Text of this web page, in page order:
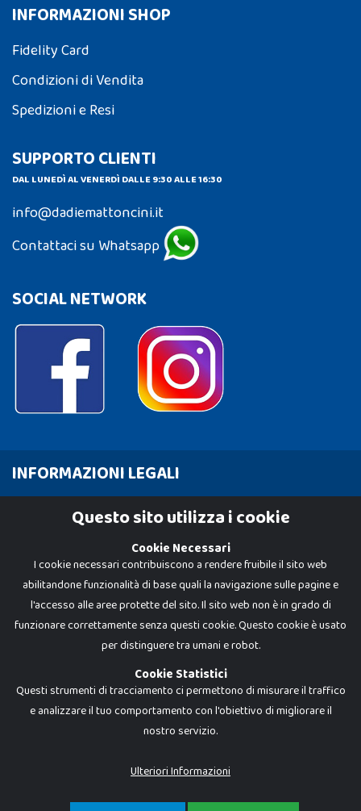
INFORMAZIONI SHOP
Fidelity Card
Condizioni di Vendita
Spedizioni e Resi
SUPPORTO CLIENTI
DAL LUNEDÌ AL VENERDÌ DALLE 9:30 ALLE 16:30
info@dadiemattoncini.it
Contattaci su Whatsapp
SOCIAL NETWORK
INFORMAZIONI LEGALI
Cookie Policy
Dadi e Mattoncini è un brand di Giocabene Srl. Ogni riproduzione o utilizzo non
I prezzi e le promozioni pubblicate potrebbero differire da quanto esposto in
P.IVA 02608090425 - REA AN201199 - C.S. 10.000 i.v.
Questo sito utilizza i cookie
Cookie Necessari
I cookie necessari contribuiscono a rendere fruibile il sito web
abilitandone funzionalità di base quali la navigazione sulle pagine e
l'accesso alle aree protette del sito. Il sito web non è in grado di
funzionare correttamente senza questi cookie. Questo cookie è usato
per distinguere tra umani e robot.
Cookie Statistici
Questi strumenti di tracciamento ci permettono di misurare il traffico
e analizzare il tuo comportamento con l'obiettivo di migliorare il
nostro servizio.
Ulteriori Informazioni